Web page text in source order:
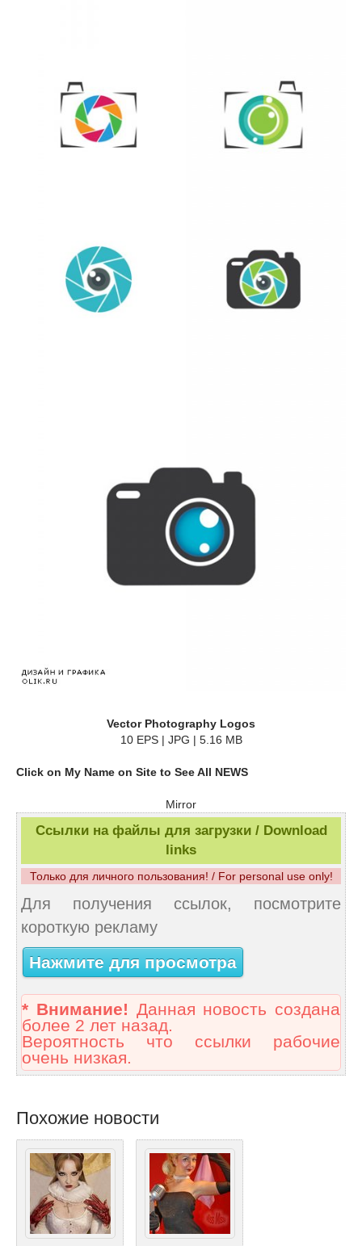
Vector Photography Logos
10 EPS | JPG | 5.16 MB
Click on My Name on Site to See All NEWS
Mirror
Ссылки на файлы для загрузки / Download
links
Только для личного пользования! / For personal use only!
Для получения ссылок, посмотрите
короткую рекламу
Нажмите для просмотра
* Внимание! Данная новость создана
более 2 лет назад.
Вероятность что ссылки рабочие
очень низкая.
Похожие новости